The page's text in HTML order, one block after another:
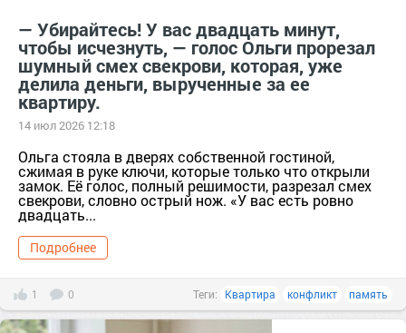
— Убирайтесь! У вас двадцать минут,
чтобы исчезнуть, — голос Ольги прорезал
шумный смех свекрови, которая, уже
делила деньги, вырученные за ее
квартиру.
14 июл 2026 12:18
Ольга стояла в дверях собственной гостиной,
сжимая в руке ключи, которые только что открыли
замок. Её голос, полный решимости, разрезал смех
свекрови, словно острый нож. «У вас есть ровно
двадцать...
Подробнее
1 0 Теги: Квартира конфликт память